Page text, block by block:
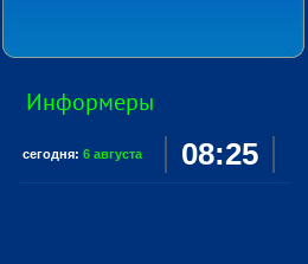
Информеры
сегодня:6 августа 08:25